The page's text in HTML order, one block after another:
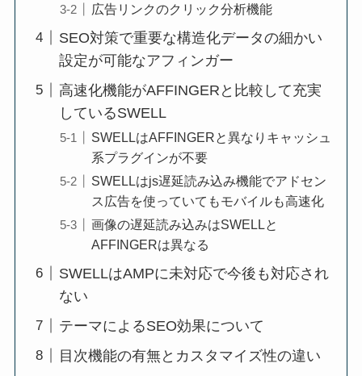
広告リンクのクリック分析機能
SEO対策で重要な構造化データの細かい
設定が可能なアフィンガー
高速化機能がAFFINGERと比較して充実
しているSWELL
SWELLはAFFINGERと異なりキャッシュ
系プラグインが不要
SWELLはjs遅延読み込み機能でアドセン
ス広告を使っていてもモバイルも高速化
画像の遅延読み込みはSWELLと
AFFINGERは異なる
SWELLはAMPに未対応で今後も対応され
ない
テーマによるSEO効果について
目次機能の有無とカスタマイズ性の違い